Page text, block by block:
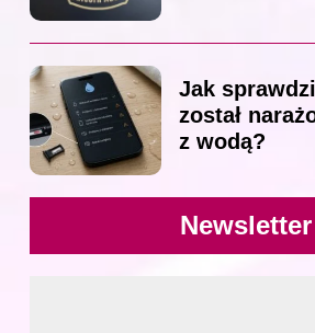
Jak
został
z wodą?
Newsletter